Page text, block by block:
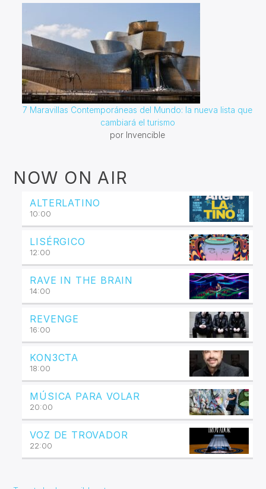
7 Maravillas Contemporáneas del Mundo: la nueva lista que
cambiará el turismo
por Invencible
NOW ON AIR
ALTERLATINO
10:00
LISÉRGICO
12:00
RAVE IN THE BRAIN
14:00
REVENGE
16:00
KON3CTA
18:00
MÚSICA PARA VOLAR
20:00
VOZ DE TROVADOR
22:00